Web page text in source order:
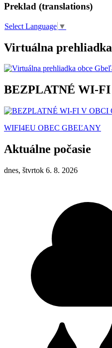
Preklad (translations)
Select Language ▼
Virtuálna prehliadka
BEZPLATNÉ WI-FI
WIFI4EU OBEC GBEĽANY
Aktuálne počasie
dnes, štvrtok 6. 8. 2026